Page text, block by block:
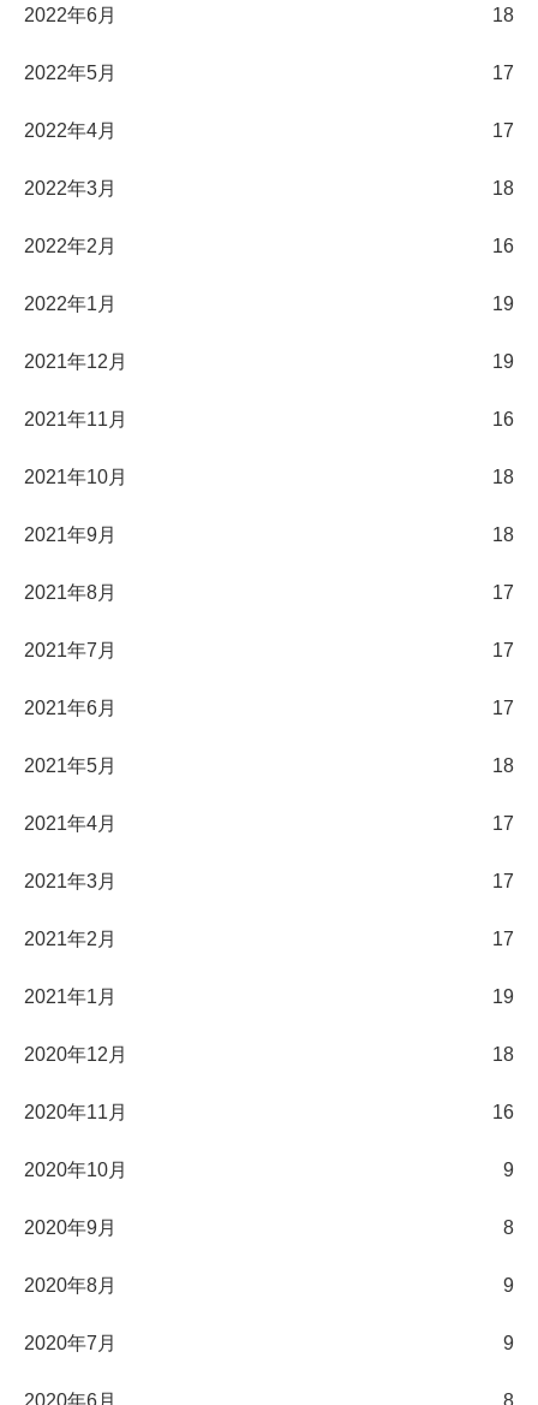
2022年6月 18
2022年5月 17
2022年4月 17
2022年3月 18
2022年2月 16
2022年1月 19
2021年12月 19
2021年11月 16
2021年10月 18
2021年9月 18
2021年8月 17
2021年7月 17
2021年6月 17
2021年5月 18
2021年4月 17
2021年3月 17
2021年2月 17
2021年1月 19
2020年12月 18
2020年11月 16
2020年10月 9
2020年9月 8
2020年8月 9
2020年7月 9